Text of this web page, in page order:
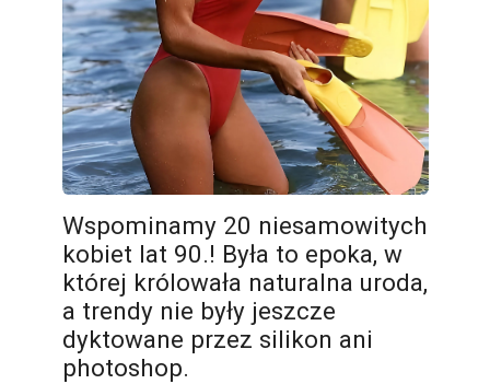
Wspominamy 20 niesamowitych
kobiet lat 90.! Była to epoka, w
której królowała naturalna uroda,
a trendy nie były jeszcze
dyktowane przez silikon ani
photoshop.